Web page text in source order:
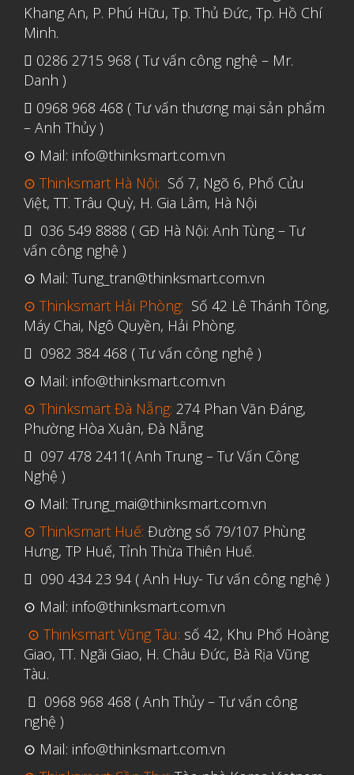
Khang An, P. Phú Hữu, Tp. Thủ Đức, Tp. Hồ Chí
Minh.
0286 2715 968 ( Tư vấn công nghệ – Mr.
Danh )
0968 968 468 ( Tư vấn thương mại sản phẩm
– Anh Thủy )
⊙ Mail: info@thinksmart.com.vn
⊙ Thinksmart Hà Nội: Số 7, Ngõ 6, Phố Cửu
Việt, TT. Trâu Quỳ, H. Gia Lâm, Hà Nội
036 549 8888 ( GĐ Hà Nội: Anh Tùng – Tư
vấn công nghệ )
⊙ Mail: Tung_tran@thinksmart.com.vn
⊙ Thinksmart Hải Phòng: Số 42 Lê Thánh Tông,
Máy Chai, Ngô Quyền, Hải Phòng.
0982 384 468 ( Tư vấn công nghệ )
⊙ Mail: info@thinksmart.com.vn
⊙ Thinksmart Đà Nẵng: 274 Phan Văn Đáng,
Phường Hòa Xuân, Đà Nẵng
097 478 2411( Anh Trung – Tư Vấn Công
Nghệ )
⊙ Mail: Trung_mai@thinksmart.com.vn
⊙ Thinksmart Huế: Đường số 79/107 Phùng
Hưng, TP Huế, Tỉnh Thừa Thiên Huế.
090 434 23 94 ( Anh Huy- Tư vấn công nghệ )
⊙ Mail: info@thinksmart.com.vn
⊙ Thinksmart Vũng Tàu: số 42, Khu Phố Hoàng
Giao, TT. Ngãi Giao, H. Châu Đức, Bà Rịa Vũng
Tàu.
0968 968 468 ( Anh Thủy – Tư vấn công
nghệ )
⊙ Mail: info@thinksmart.com.vn